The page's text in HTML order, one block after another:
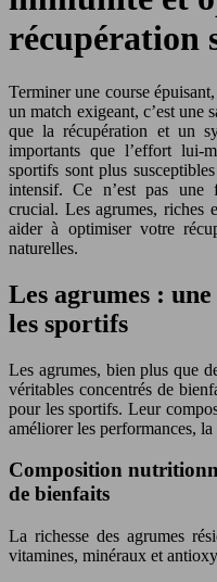
récupération
Terminer une course
un match exigeant, c’est une
que la récupération et un
importants que l’effort lui-
sportifs sont plus
intensif. Ce n’est pas une
crucial. Les agrumes, riches
aider à optimiser votre
naturelles.
Les agrumes :
les sportifs
Les agrumes, bien plus que
véritables concentrés de
pour les sportifs. Leur
améliorer les performances,
Composition
de bienfaits
La richesse des agrumes
vitamines, minéraux et